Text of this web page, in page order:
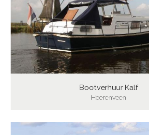
Bootverhuur Kalf
Heerenveen